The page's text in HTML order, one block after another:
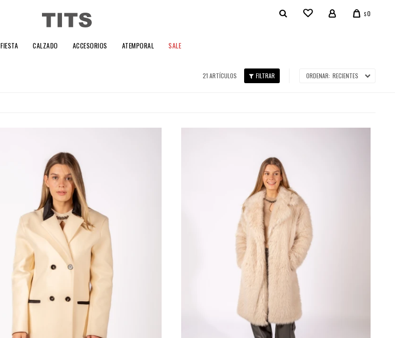
FIESTA CALZADO ACCESORIOS ATEMPORAL SALE
$0
21 ARTÍCULOS RECIENTES